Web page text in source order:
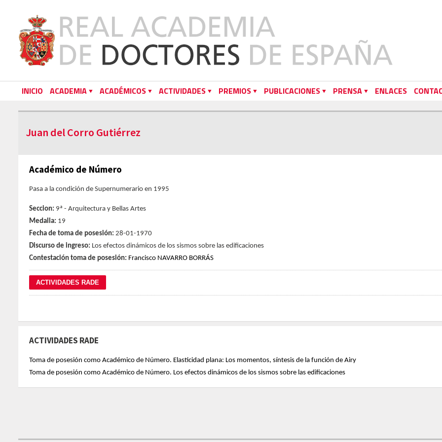
INICIO ACADEMIA ACADÉMICOS ACTIVIDADES PREMIOS PUBLICACIONES PRENSA ENLACES
Juan del Corro Gutiérrez
Académico de Número
Pasa a la condición de Supernumerario en 1995
Seccion: 9ª - Arquitectura y Bellas Artes
Medalla: 19
Fecha de toma de posesión: 28-01-1970
Discurso de ingreso: Los efectos dinámicos de los sismos sobre las edificaciones
Contestación toma de posesión: Francisco NAVARRO BORRÁS
ACTIVIDADES RADE
Toma de posesión como Académico de Número. Elasticidad plana: Los momentos, síntesis de la función de Airy
Toma de posesión como Académico de Número. Los efectos dinámicos de los sismos sobre las edificaciones